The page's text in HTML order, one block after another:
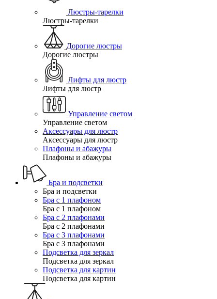
Люстры-тарелки
Люстры-тарелки
Дорогие люстры
Дорогие люстры
Лифты для люстр
Лифты для люстр
Управление светом
Управление светом
Аксессуары для люстр
Аксессуары для люстр
Плафоны и абажуры
Плафоны и абажуры
Бра и подсветки
Бра и подсветки
Бра с 1 плафоном
Бра с 1 плафоном
Бра с 2 плафонами
Бра с 2 плафонами
Бра с 3 плафонами
Бра с 3 плафонами
Подсветка для зеркал
Подсветка для зеркал
Подсветка для картин
Подсветка для картин